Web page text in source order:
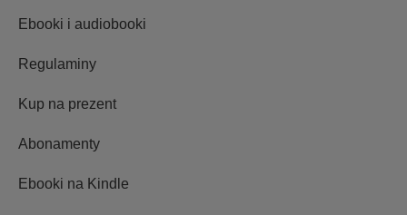
Ebooki i audiobooki
Regulaminy
Kup na prezent
Abonamenty
Ebooki na Kindle